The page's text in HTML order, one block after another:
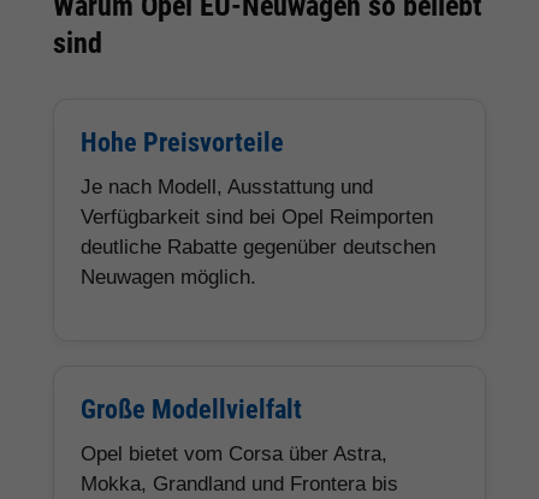
sind
Hohe Preisvorteile
Je nach Modell, Ausstattung und
Verfügbarkeit sind bei Opel Reimporten
deutliche Rabatte gegenüber deutschen
Neuwagen möglich.
Große Modellvielfalt
Opel bietet vom Corsa über Astra,
Mokka, Grandland und Frontera bis